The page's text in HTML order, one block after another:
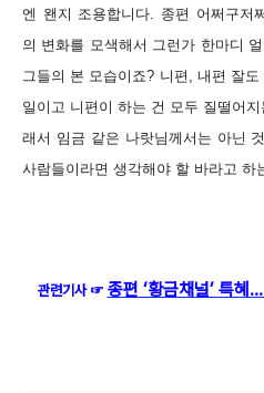
엔 왠지 조용합니다. 종편 어쩌구저
의 변화를 모색해서 그런가 한마디
그들의 본 모습이죠? 니편, 내편 잘
일이고 니편이 하는 건 모두 질떨어
래서 임금 같은 나랏님께서는 아닌
사람들이라면 생각해야 할 바라고 하
관련기사 ☞ 종편 ‘황금채널’ 특